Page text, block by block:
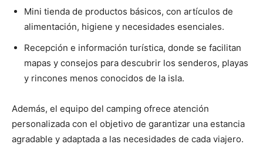
Mini tienda de productos básicos, con artículos de
alimentación, higiene y necesidades esenciales.
Recepción e información turística, donde se facilitan
mapas y consejos para descubrir los senderos, playas
y rincones menos conocidos de la isla.
Además, el equipo del camping ofrece atención
personalizada con el objetivo de garantizar una estancia
agradable y adaptada a las necesidades de cada viajero.